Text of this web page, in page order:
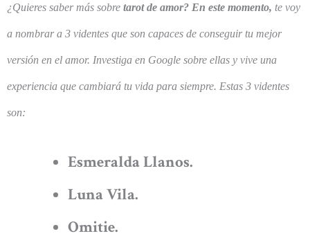
¿Quieres saber más sobre tarot de amor? En este momento, te voy
a nombrar a 3 videntes que son capaces de conseguir tu mejor
versión en el amor. Investiga en Google sobre ellas y vive una
experiencia que cambiará tu vida para siempre. Estas 3 videntes
son:
Esmeralda Llanos.
Luna Vila.
Omitie.